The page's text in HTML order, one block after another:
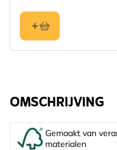
OMSCHRIJVING
Gemaakt van
materialen